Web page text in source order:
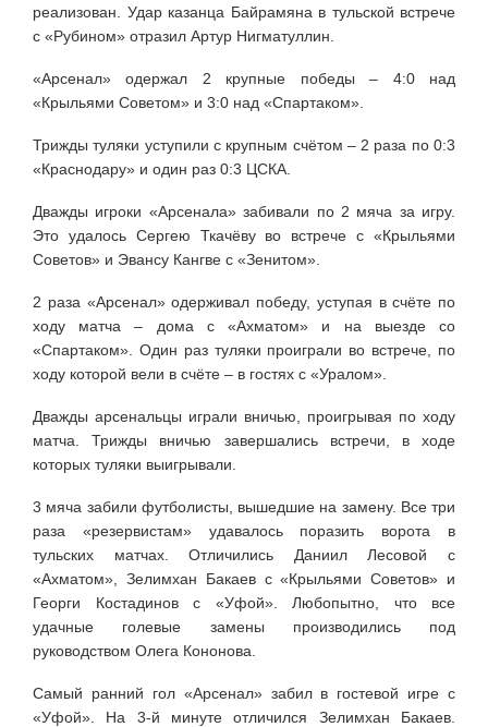
реализован. Удар казанца Байрамяна в тульской встрече
с «Рубином» отразил Артур Нигматуллин.
«Арсенал» одержал 2 крупные победы – 4:0 над
«Крыльями Советом» и 3:0 над «Спартаком».
Трижды туляки уступили с крупным счётом – 2 раза по 0:3
«Краснодару» и один раз 0:3 ЦСКА.
Дважды игроки «Арсенала» забивали по 2 мяча за игру.
Это удалось Сергею Ткачёву во встрече с «Крыльями
Советов» и Эвансу Кангве с «Зенитом».
2 раза «Арсенал» одерживал победу, уступая в счёте по
ходу матча – дома с «Ахматом» и на выезде со
«Спартаком». Один раз туляки проиграли во встрече, по
ходу которой вели в счёте – в гостях с «Уралом».
Дважды арсенальцы играли вничью, проигрывая по ходу
матча. Трижды вничью завершались встречи, в ходе
которых туляки выигрывали.
3 мяча забили футболисты, вышедшие на замену. Все три
раза «резервистам» удавалось поразить ворота в
тульских матчах. Отличились Даниил Лесовой с
«Ахматом», Зелимхан Бакаев с «Крыльями Советов» и
Георги Костадинов с «Уфой». Любопытно, что все
удачные голевые замены производились под
руководством Олега Кононова.
Самый ранний гол «Арсенал» забил в гостевой игре с
«Уфой». На 3-й минуте отличился Зелимхан Бакаев.